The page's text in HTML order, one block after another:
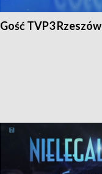
Gość TVP3 Rzeszów